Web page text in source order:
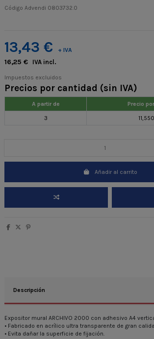
Código Advendi 0803732.0
13,43 € + IVA
16,25 € IVA incl.
Impuestos excluidos
Precios por cantidad (sin IVA)
A partir de Precio
3
Añadir al carrito
Descripción
Expositor mural ARCHIVO 2000 con adhesivo A4
• Fabricado en acrílico ultra transparente de gran
• Evita dañar la superficie de fijación.